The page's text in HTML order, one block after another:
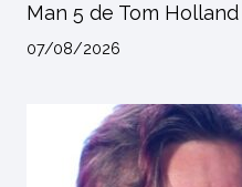
Man 5 de Tom Holland
07/08/2026